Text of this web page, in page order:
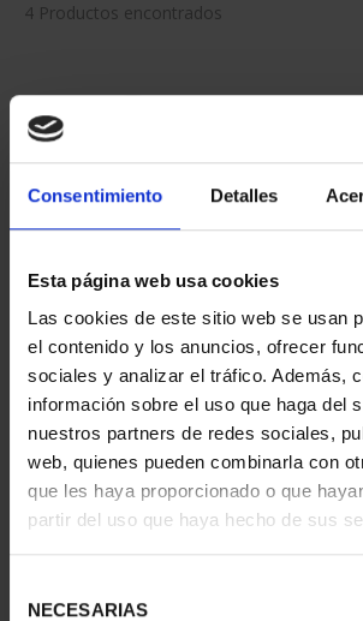
Consentimiento Detalles
Esta página web usa cookies
Las cookies de este sitio web se usan
el contenido y los anuncios, ofrecer
sociales y analizar el tráfico. Además,
información sobre el uso que haga del
nuestros partners de redes sociales,
web, quienes pueden combinarla con
que les haya proporcionado o que
partir del uso que haya hecho de sus
NECESARIAS
4 Productos encontrados
CAPITALES ESPAÑOLAS
- ALICANTE
73,00 €
-